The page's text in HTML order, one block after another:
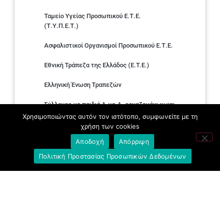
Ταμείο Υγείας Προσωπικού Ε.Τ.Ε.
(Τ.Υ.Π.Ε.Τ.)
Ασφαλιστικοί Οργανισμοί Προσωπικού Ε.Τ.Ε.
Εθνική Τράπεζα της Ελλάδος (E.T.E.)
Ελληνική Ένωση Τραπεζών
Σύλλογος με παιδιά Α.με.Α. εργαζομένων και
συνταξιούχων Ε.Τ.Ε.
Υπουργείο Εργασίας και Κοινωνικών
Υποθέσεων
Χρησιμοποιώντας αυτόν τον ιστότοπο, συμφωνείτε με τη
χρήση των cookies
Αποδοχή
Απόρριψη
Πολιτική Προστασίας Προσωπικών Δεδομένων